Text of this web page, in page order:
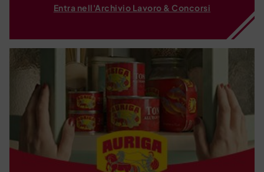
Entra nell'Archivio Lavoro & Concorsi